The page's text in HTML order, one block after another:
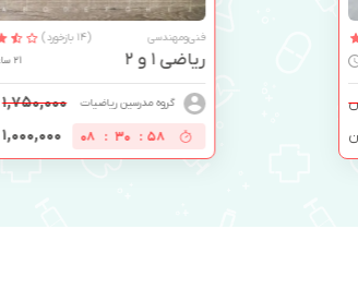
فنی‌ومهندسی (14 بازخورد)
ریاضی 1 و 2 21 ساعت
گروه مدرسین ریاضیات ۱,۷۵۰,۰۰۰
57
:
30
:
08 ۱,۰۰۰,۰۰۰